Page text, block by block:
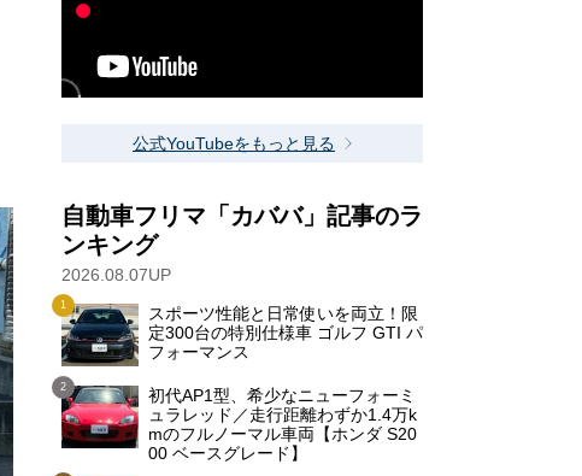
公式YouTubeをもっと見る
自動車フリマ「カババ」記事のラ
ンキング
2026.08.07UP
スポーツ性能と日常使いを両立！限
定300台の特別仕様車 ゴルフ GTI パ
フォーマンス
初代AP1型、希少なニューフォーミ
ュラレッド／走行距離わずか1.4万k
mのフルノーマル車両【ホンダ S20
00 ベースグレード】